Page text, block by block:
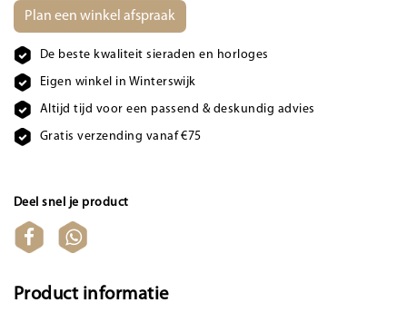
Plan een winkel afspraak
De beste kwaliteit sieraden en horloges
Eigen winkel in Winterswijk
Altijd tijd voor een passend & deskundig advies
Gratis verzending vanaf €75
Deel snel je product
Product informatie